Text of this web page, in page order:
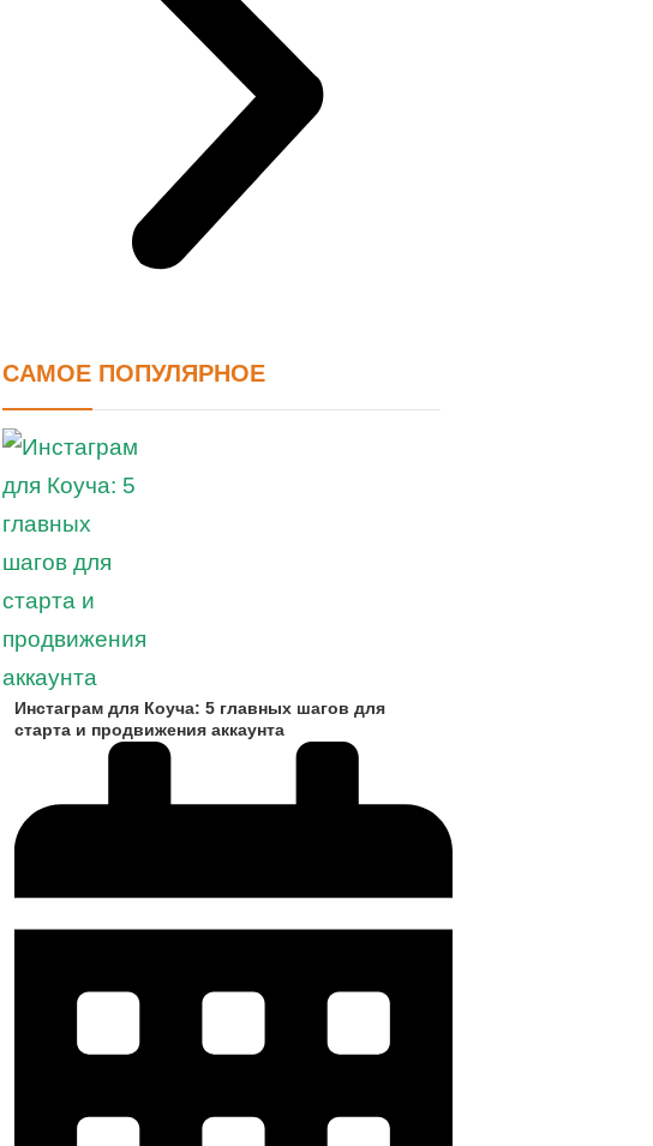
САМОЕ ПОПУЛЯРНОЕ
Инстаграм для Коуча: 5 главных шагов для
старта и продвижения аккаунта